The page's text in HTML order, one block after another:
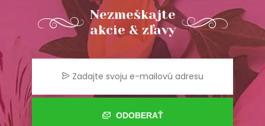
Nezmeškajte
akcie & zľavy
ODOBERAŤ